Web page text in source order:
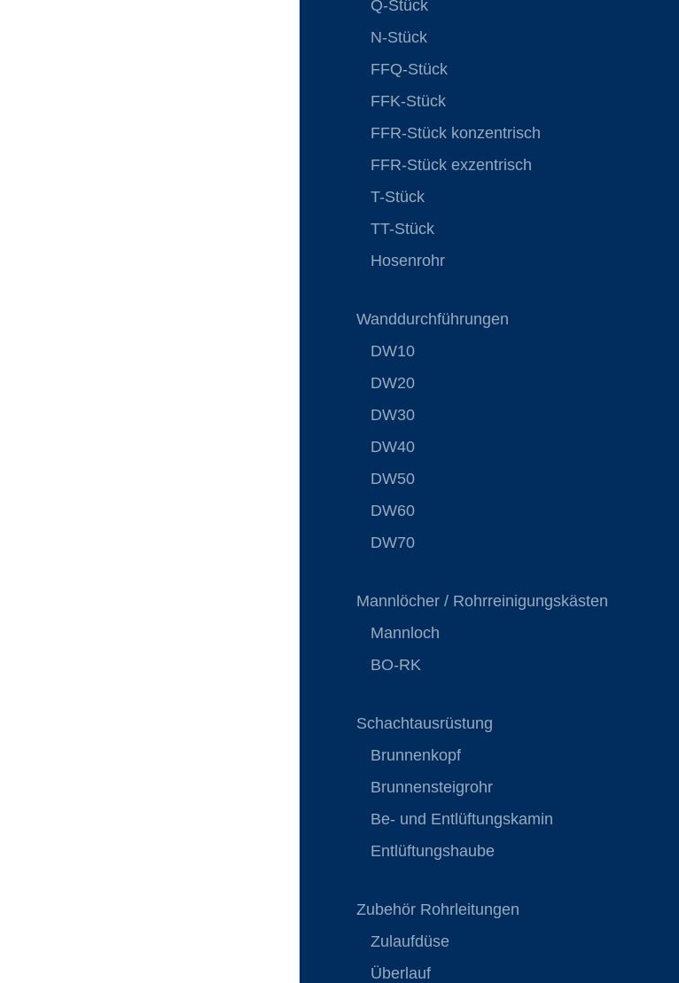
Q-Stück
N-Stück
FFQ-Stück
FFK-Stück
FFR-Stück konzentrisch
FFR-Stück exzentrisch
T-Stück
TT-Stück
Hosenrohr
Wanddurchführungen
DW10
DW20
DW30
DW40
DW50
DW60
DW70
Mannlöcher / Rohrreinigungskästen
Mannloch
BO-RK
Schachtausrüstung
Brunnenkopf
Brunnensteigrohr
Be- und Entlüftungskamin
Entlüftungshaube
Zubehör Rohrleitungen
Zulaufdüse
Überlauf